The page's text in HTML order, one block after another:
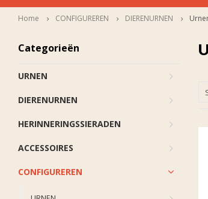
Home CONFIGUREREN DIERENURNEN
Categorieën
URNEN
DIERENURNEN
HERINNERINGSSIERADEN
ACCESSOIRES
CONFIGUREREN